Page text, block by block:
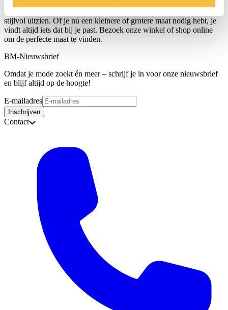
stijlvol uitzien. Of je nu een kleinere of grotere maat nodig hebt, je
vindt altijd iets dat bij je past. Bezoek onze winkel of shop online
om de perfecte maat te vinden.
BM-Nieuwsbrief
Omdat je mode zoekt én meer – schrijf je in voor onze nieuwsbrief
en blijf altijd op de hoogte!
E-mailadres
Inschrijven
Contact